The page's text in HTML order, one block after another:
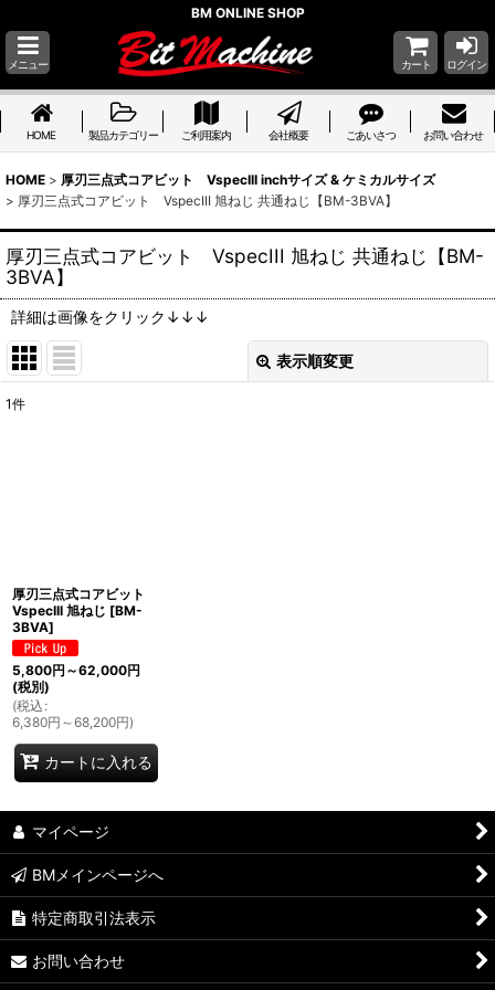
BM ONLINE SHOP
メニュー カート ログイン
HOME 製品カテゴリー ご利用案内 会社概要 ごあいさつ お問い合わせ
HOME > 厚刃三点式コアビット VspecIII inchサイズ & ケミカルサイズ
> 厚刃三点式コアビット VspecIII 旭ねじ 共通ねじ【BM-3BVA】
厚刃三点式コアビット VspecIII 旭ねじ 共通ねじ【BM-
3BVA】
詳細は画像をクリック↓↓↓
表示順変更
1件
厚刃三点式コアビット
VspecIII 旭ねじ [BM-
3BVA]
5,800円 ～62,000円
(税別)
(税込 :
6,380円 ～68,200円)
カートに入れる
マイページ
BMメインページへ
特定商取引法表示
お問い合わせ